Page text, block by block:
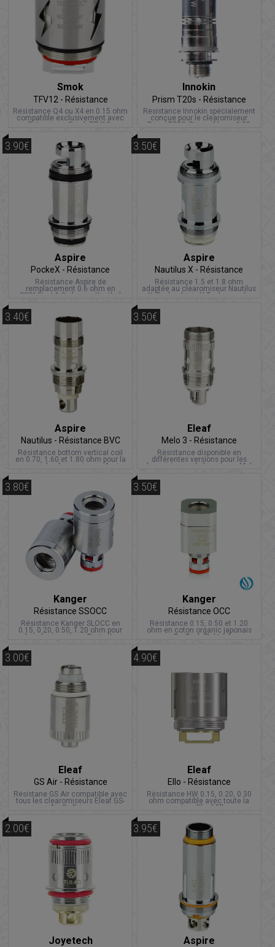
Smok
TFV12 - Résistance
Résistance Q4 ou X4 en 0.15 ohm
compatible exclusivement avec
l'atomiseur Smok TFV12.
Innokin
Prism T20s - Résistance
Résistance Innokin spécialement
conçue pour le clearomiseur
Prism T20S. Disponible en 0.80
Aspire
PockeX - Résistance
Résistance Aspire de
remplacement 0.6 ohm en
SS316L et 1.2 ohm en Kanthal
3.90€
Aspire
Nautilus X - Résistance
Résistance 1.5 et 1.8 ohm
adaptée au clearomiseur Nautilus
X. Technologie U-Tech pour de
3.50€
Aspire
Nautilus - Résistance BVC
Résistance bottom vertical coil
en 0.70, 1.60 et 1.80 ohm pour la
gamme de clearomiseurs Aspire
3.40€
Eleaf
Melo 3 - Résistance
Résistance disponible en
différentes versions pour les
clearomiseurs de la gamme Melo
3.50€
Kanger
Résistance SSOCC
Résistance Kanger SLOCC en
0.15, 0.20, 0.50, 1.20 ohm pour
les clearomsieurs Toptank.
3.80€
Kanger
Résistance OCC
Résistance 0.15, 0.50 et 1.20
ohm en coton organic japonais
pour TopTank, Subtank, …
3.50€
Eleaf
GS Air - Résistance
Résistane GS Air compatible avec
tous les clearomiseurs Eleaf GS-
Air, Gs-Drive,
3.00€
Eleaf
Ello - Résistance
Résistance HW 0.15, 0.20, 0.30
ohm compatible avec toute la
gamme Eleaf Ello.
4.90€
Joyetech
2.00€
Aspire
3.95€